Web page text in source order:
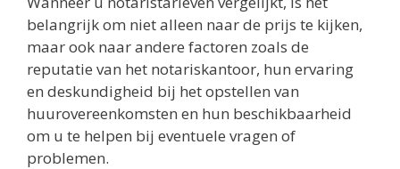
belangrijk om niet alleen naar de prijs te kijken,
maar ook naar andere factoren zoals de
reputatie van het notariskantoor, hun ervaring
en deskundigheid bij het opstellen van
huurovereenkomsten en hun beschikbaarheid
om u te helpen bij eventuele vragen of
problemen.